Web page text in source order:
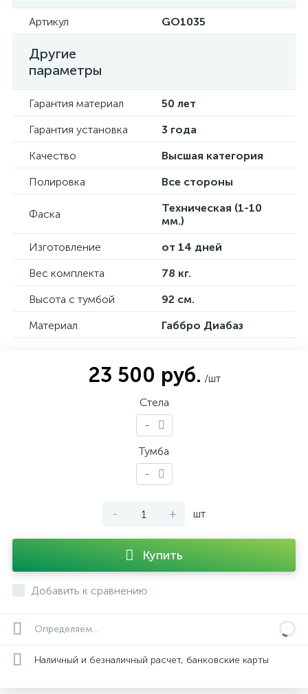
Артикул GO1035
Другие
параметры
Гарантия материал
50 лет
Гарантия установка
3 года
Качество
Высшая категория
Полировка
Все стороны
Фаска
Техническая (1-10
мм.)
Изготовление
от 14 дней
Вес комплекта
78 кг.
Высота с тумбой
92 см.
Материал
Габбро Диабаз
23 500 руб. /шт
Стела
-
Тумба
-
- + шт
Купить
Добавить к сравнению
Определяем...
Наличный и безналичный расчет, банковские карты